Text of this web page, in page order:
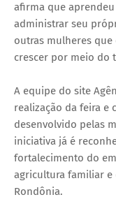
afirma que
administrar seu
outras mulheres
crescer por meio do
A equipe do site
realização da feira e
desenvolvido pelas
iniciativa já é
fortalecimento do
agricultura familiar e
Rondônia.